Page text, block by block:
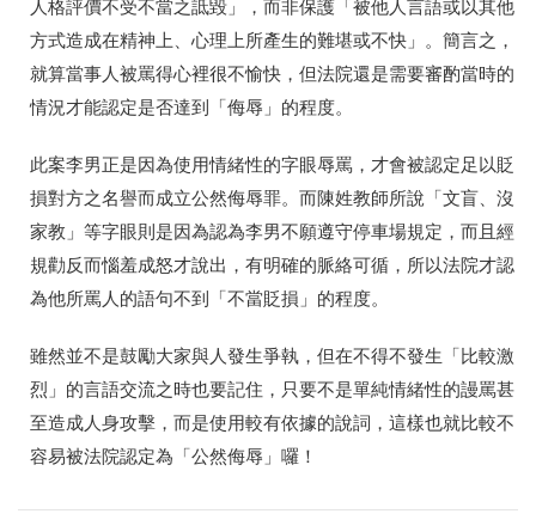
人格評價不受不當之詆毀」，而非保護「被他人言語或以其他
方式造成在精神上、心理上所產生的難堪或不快」。簡言之，
就算當事人被罵得心裡很不愉快，但法院還是需要審酌當時的
情況才能認定是否達到「侮辱」的程度。
此案李男正是因為使用情緒性的字眼辱罵，才會被認定足以貶
損對方之名譽而成立公然侮辱罪。而陳姓教師所說「文盲、沒
家教」等字眼則是因為認為李男不願遵守停車場規定，而且經
規勸反而惱羞成怒才說出，有明確的脈絡可循，所以法院才認
為他所罵人的語句不到「不當貶損」的程度。
雖然並不是鼓勵大家與人發生爭執，但在不得不發生「比較激
烈」的言語交流之時也要記住，只要不是單純情緒性的謾罵甚
至造成人身攻擊，而是使用較有依據的說詞，這樣也就比較不
容易被法院認定為「公然侮辱」囉！